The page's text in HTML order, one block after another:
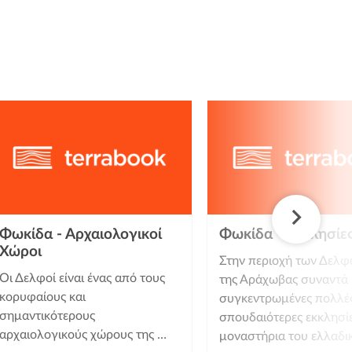
Φωκίδα - Αρχαιολογικοί
Χώροι
Οι Δελφοί είναι ένας από τους
κορυφαίους και
σημαντικότερους
αρχαιολογικούς χώρους της …
Φωκίδα -
Στην περιοχή των
της Αράχωβας συναντά
συγκεντρωμένες
σπουδαιότερες
μοναστήρια του